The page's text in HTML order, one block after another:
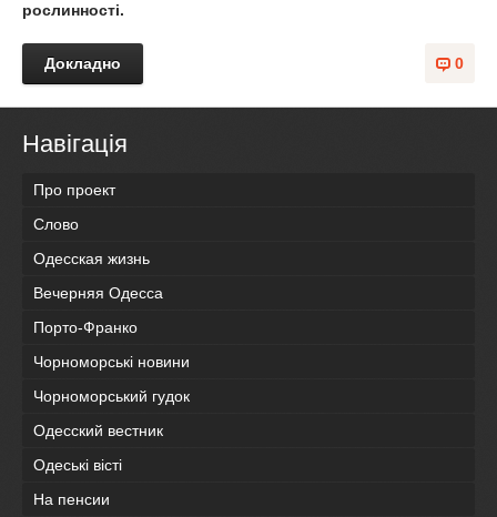
рослинності.
0
Докладно
Навігація
Про проект
Слово
Одесская жизнь
Вечерняя Одесса
Порто-Франко
Чорноморські новини
Чорноморський гудок
Одесский вестник
Одеськi вiстi
На пенсии